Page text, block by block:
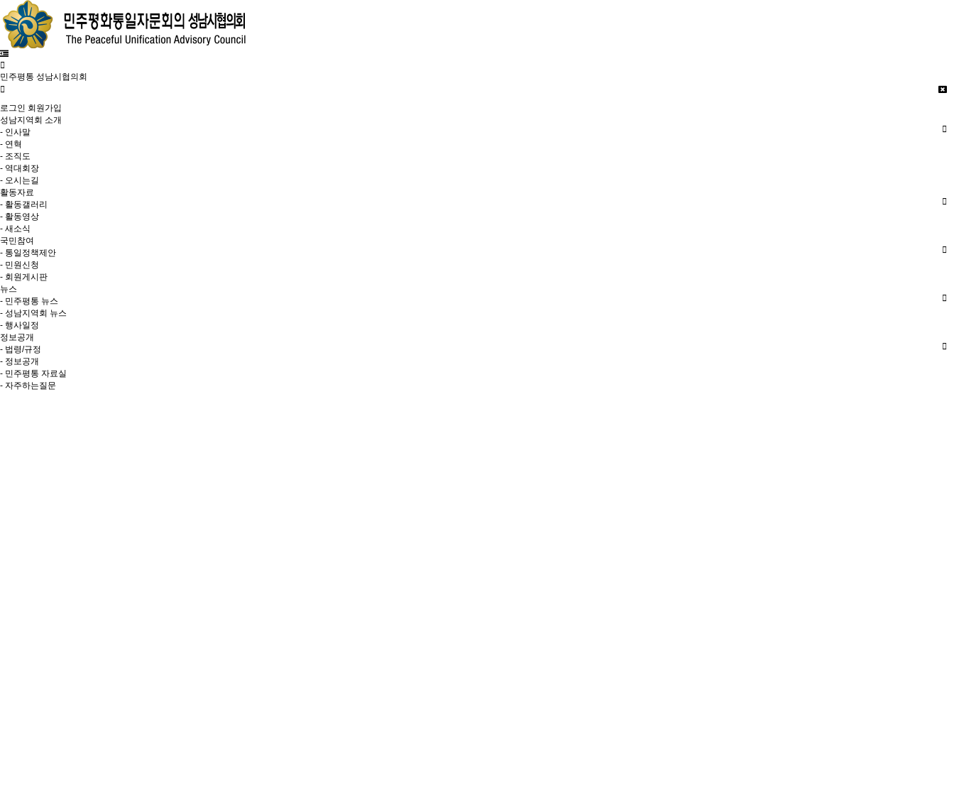
민주평통 성남시협의회
로그인 회원가입
성남지역회 소개
- 인사말
- 연혁
- 조직도
- 역대회장
- 오시는길
활동자료
- 활동갤러리
- 활동영상
- 새소식
국민참여
- 통일정책제안
- 민원신청
- 회원게시판
뉴스
- 민주평통 뉴스
- 성남지역회 뉴스
- 행사일정
정보공개
- 법령/규정
- 정보공개
- 민주평통 자료실
- 자주하는질문